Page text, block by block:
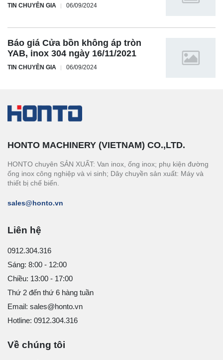
TIN CHUYÊN GIA 06/09/2024
Báo giá Cửa bồn không áp tròn
YAB, inox 304 ngày 16/11/2021
TIN CHUYÊN GIA 06/09/2024
HONTO MACHINERY (VIETNAM) CO.,LTD.
HONTO chuyên SẢN XUẤT: Van inox, ống inox; phụ kiện đường
ống inox công nghiệp và vi sinh; Dây chuyền sản xuất: Máy và
thiết bị chế biến.
sales@honto.vn
Liên hệ
0912.304.316
Sáng: 8:00 - 12:00
Chiều: 13:00 - 17:00
Thứ 2 đến thứ 6 hàng tuần
Email: sales@honto.vn
Hotline: 0912.304.316
Về chúng tôi